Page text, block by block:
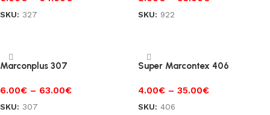
SKU: 327 SKU: 922
Marconplus 307
6.00€ – 63.00€
SKU: 307
Super Marcontex 406
4.00€ – 35.00€
SKU: 406